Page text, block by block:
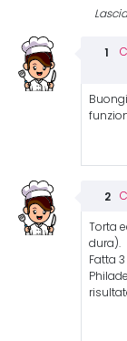
Torta
dura).
Fatta